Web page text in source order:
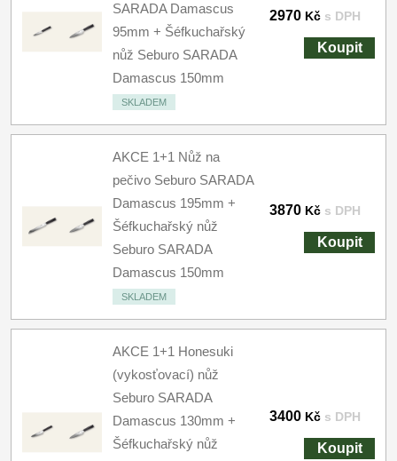
SARADA Damascus
95mm + Šéfkuchařský
nůž Seburo SARADA
Damascus 150mm
SKLADEM
2970 Kč s DPH
Koupit
AKCE 1+1 Nůž na
pečivo Seburo SARADA
Damascus 195mm +
Šéfkuchařský nůž
Seburo SARADA
Damascus 150mm
SKLADEM
3870 Kč s DPH
Koupit
AKCE 1+1 Honesuki
(vykosťovací) nůž
Seburo SARADA
Damascus 130mm +
Šéfkuchařský nůž
3400 Kč s DPH
Koupit